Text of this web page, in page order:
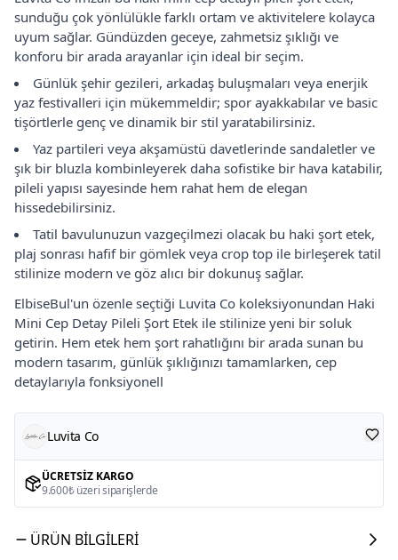
sunduğu çok yönlülükle farklı ortam ve aktivitelere kolayca
uyum sağlar. Gündüzden geceye, zahmetsiz şıklığı ve
konforu bir arada arayanlar için ideal bir seçim.
Günlük şehir gezileri, arkadaş buluşmaları veya enerjik
yaz festivalleri için mükemmeldir; spor ayakkabılar ve basic
tişörtlerle genç ve dinamik bir stil yaratabilirsiniz.
Yaz partileri veya akşamüstü davetlerinde sandaletler ve
şık bir bluzla kombinleyerek daha sofistike bir hava katabilir,
pileli yapısı sayesinde hem rahat hem de elegan
hissedebilirsiniz.
Tatil bavulunuzun vazgeçilmezi olacak bu haki şort etek,
plaj sonrası hafif bir gömlek veya crop top ile birleşerek tatil
stilinize modern ve göz alıcı bir dokunuş sağlar.
ElbiseBul'un özenle seçtiği Luvita Co koleksiyonundan Haki
Mini Cep Detay Pileli Şort Etek ile stilinize yeni bir soluk
getirin. Hem etek hem şort rahatlığını bir arada sunan bu
modern tasarım, günlük şıklığınızı tamamlarken, cep
detaylarıyla fonksiyonell
Luvita Co
ÜCRETSIZ KARGO
9.600₺ üzeri siparişlerde
ÜRÜN BILGILERI